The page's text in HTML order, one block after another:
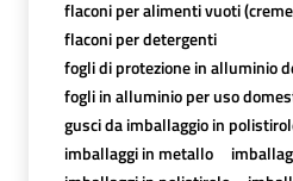
flaconi per alimenti vuoti
flaconi per detergenti
fogli di protezione in alluminio
fogli in alluminio per uso
gusci da imballaggio in
imballaggi in metallo